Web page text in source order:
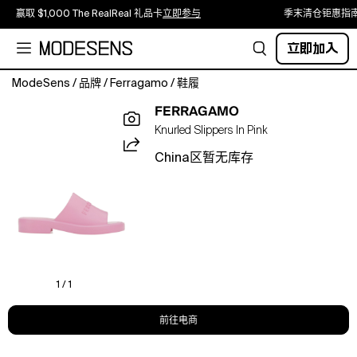
赢取 $1,000 The RealReal 礼品卡立即参与 季末清仓钜惠指
立即加入
ModeSens / 品牌 / Ferragamo / 鞋履
1 / 1
FERRAGAMO
Knurled Slippers In Pink
China区暂无库存
前往电商